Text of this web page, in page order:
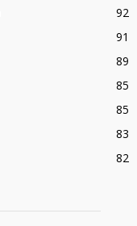
92
91
89
85
85
83
82